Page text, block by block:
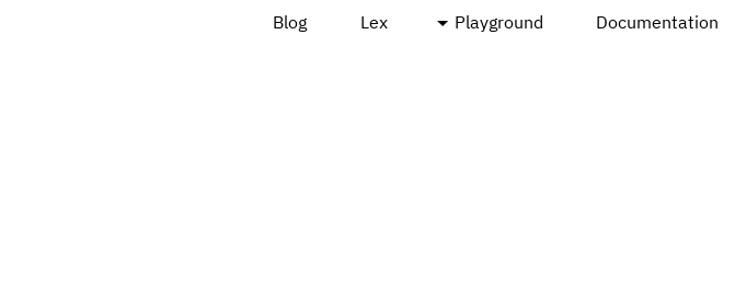
Blog Lex Playground Documentation